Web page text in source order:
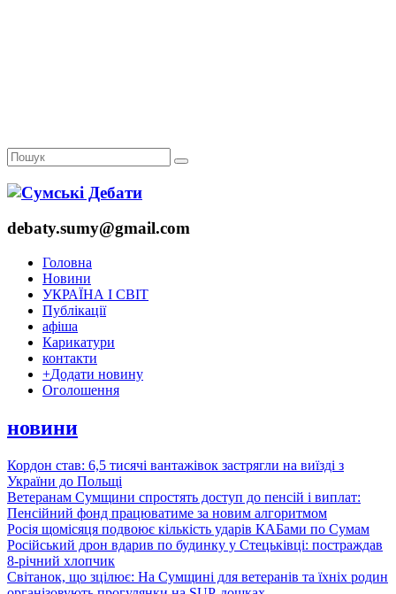
debaty.sumy@gmail.com
Головна
Новини
УКРАЇНА І СВІТ
Публікації
афіша
Карикатури
контакти
+Додати новину
Оголошення
новини
Кордон став: 6,5 тисячі вантажівок застрягли на виїзді з
України до Польщі
Ветеранам Сумщини спростять доступ до пенсій і виплат:
Пенсійний фонд працюватиме за новим алгоритмом
Росія щомісяця подвоює кількість ударів КАБами по Сумам
Російський дрон вдарив по будинку у Стецьківці: постраждав
8-річний хлопчик
Світанок, що зцілює: На Сумщині для ветеранів та їхніх родин